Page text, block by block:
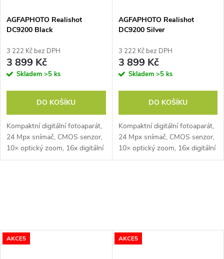
AGFAPHOTO Realishot
DC9200 Black
3 222 Kč bez DPH
3 899 Kč
Skladem >5 ks
DO KOŠÍKU
Kompaktní digitální fotoaparát,
24 Mpx snímač, CMOS senzor,
10× optický zoom, 16x digitální
zoom, digitální stabilizace
AGFAPHOTO Realishot
DC9200 Silver
3 222 Kč bez DPH
3 899 Kč
Skladem >5 ks
DO KOŠÍKU
Kompaktní digitální fotoaparát,
24 Mpx snímač, CMOS senzor,
10× optický zoom, 16x digitální
zoom, digitální stabilizace
AKCE5 AKCE5